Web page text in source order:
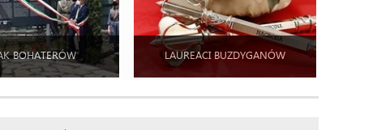
BOHATERÓW LAUREACI BUZDYGANÓW